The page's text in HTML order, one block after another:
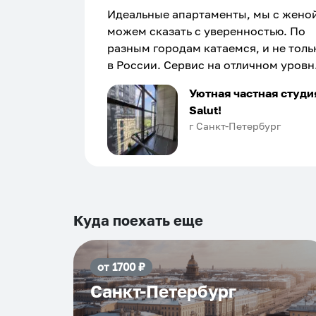
Идеальные апартаменты, мы с
можем сказать с уверенностью. По
разным городам катаемся, и не
в России. Сервис на отличном
Хозяин апартаментов доброй души
человек, всегда можно
подскажет что как и почему.
Рекомендуем на 100% и вам, и
и сами будем приезжать еще...
Уютная частная
Salut!
г Санкт-Петербург
Куда поехать еще
от 1700₽
Санкт-Петербург